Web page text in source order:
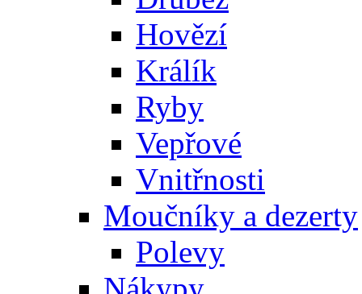
Hovězí
Králík
Ryby
Vepřové
Vnitřnosti
Moučníky a dezerty
Polevy